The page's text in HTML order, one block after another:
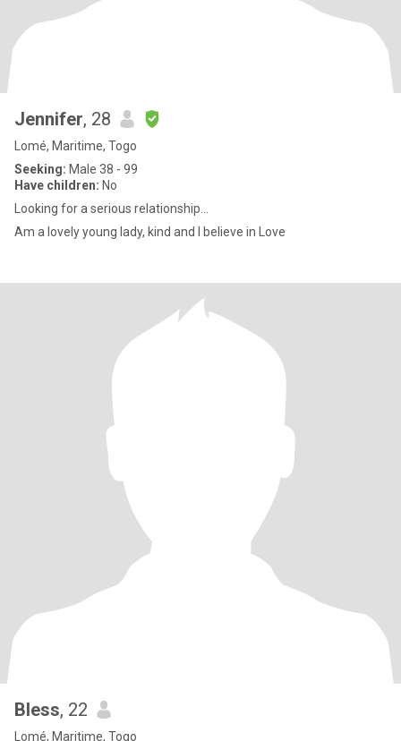
Jennifer, 28
Lomé, Maritime, Togo
Seeking: Male 38 - 99
Have children: No
Looking for a serious relationship...
Am a lovely young lady, kind and I believe in Love
Bless, 22
Lomé, Maritime, Togo